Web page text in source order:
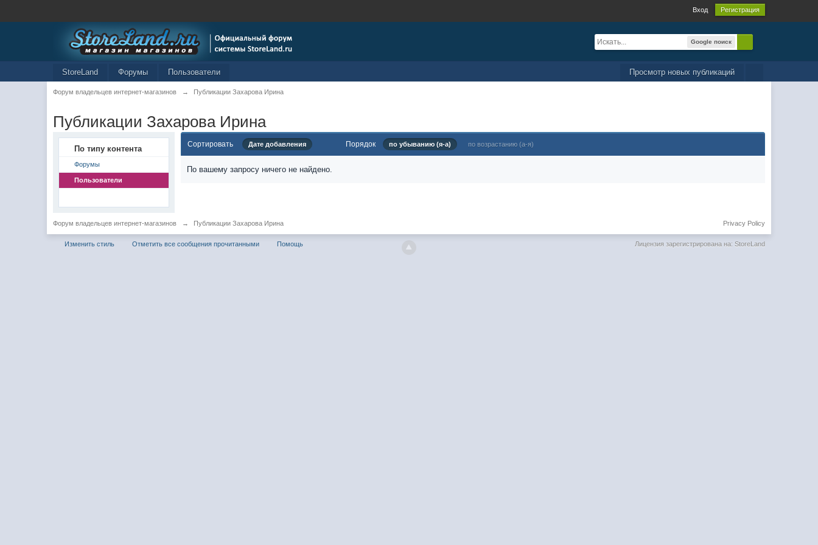
Вход Регистрация
Google поиск
Просмотр новых публикаций
StoreLand Форумы Пользователи
Форум владельцев интернет-магазинов → Публикации Захарова Ирина
Публикации Захарова Ирина
По типу контента
Форумы
Пользователи
Сортировать Дате добавления Порядок по убыванию (я-а) по возрастанию (а-я)
По вашему запросу ничего не найдено.
Форум владельцев интернет-магазинов → Публикации Захарова Ирина Privacy Policy
Изменить стиль Отметить все сообщения прочитанными Помощь Лицензия зарегистрирована на: StoreLand